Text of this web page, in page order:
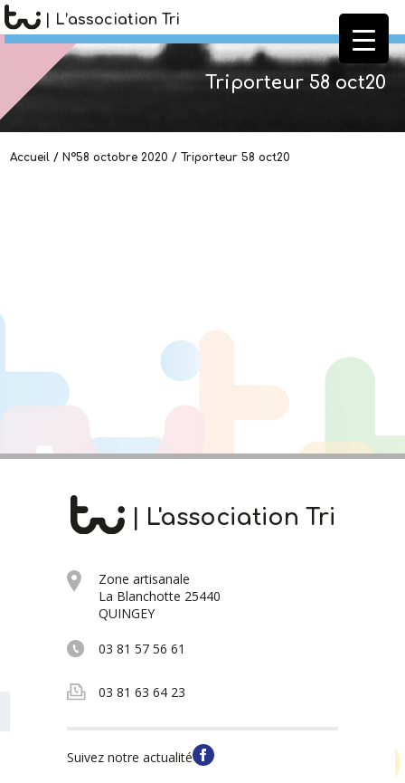
| L’association Tri
Triporteur 58 oct20
Accueil / N°58 octobre 2020 / Triporteur 58 oct20
| L'association Tri
Zone artisanale
La Blanchotte 25440
QUINGEY
03 81 57 56 61
03 81 63 64 23
Suivez notre actualité